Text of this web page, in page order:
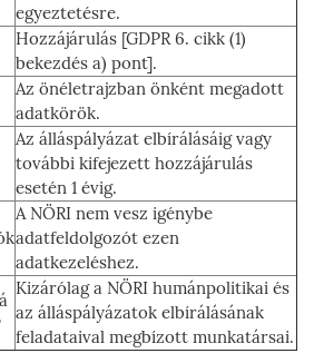
egyeztetésre.
Hozzájárulás [GDPR 6. cikk (1)
bekezdés a) pont].
Az önéletrajzban önként megadott
adatkörök.
Az álláspályázat elbírálásáig vagy
további kifejezett hozzájárulás
esetén 1 évig.
A NÖRI nem vesz igénybe
adatfeldolgozót ezen
adatkezeléshez.
Kizárólag a NÖRI humánpolitikai és
az álláspályázatok elbírálásának
feladataival megbízott munkatársai.